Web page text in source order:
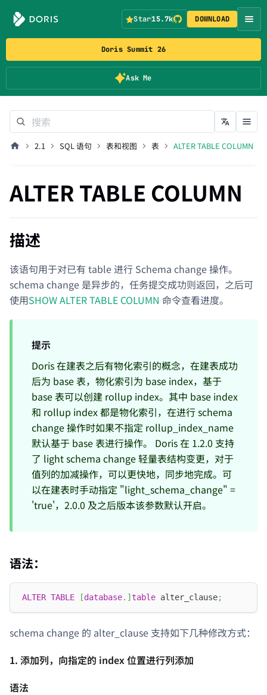
Doris Summit 26
Ask Me
Star15.7k DOWNLOAD
2.1 SQL 语句 表和视图 表 ALTER TABLE COLUMN
ALTER TABLE COLUMN
描述
该语句用于对已有 table 进行 Schema change 操作。
schema change 是异步的，任务提交成功则返回，之后可
使用SHOW ALTER TABLE COLUMN 命令查看进度。
提示
Doris 在建表之后有物化索引的概念，在建表成功
后为 base 表，物化索引为 base index，基于
base 表可以创建 rollup index。其中 base index
和 rollup index 都是物化索引，在进行 schema
change 操作时如果不指定 rollup_index_name
默认基于 base 表进行操作。 Doris 在 1.2.0 支持
了 light schema change 轻量表结构变更，对于
值列的加减操作，可以更快地，同步地完成。可
以在建表时手动指定 "light_schema_change" =
'true'，2.0.0 及之后版本该参数默认开启。
语法：
ALTER TABLE [database. ] table alter_clause;
schema change 的 alter_clause 支持如下几种修改方式：
1. 添加列，向指定的 index 位置进行列添加
语法